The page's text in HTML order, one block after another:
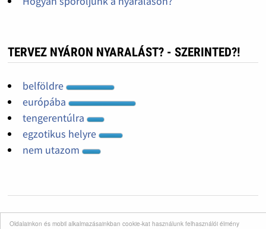
Oldalainkon és mobil alkalmazásainkban cookie-kat használunk felhasználói élmény
TERVEZ NYÁRON NYARALÁST? - SZERINTED?!
belföldre
európába
tengerentúlra
egzotikus helyre
nem utazom